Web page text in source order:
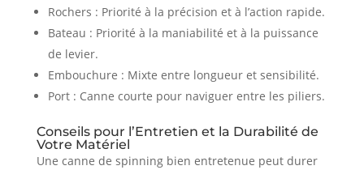
Rochers : Priorité à la précision et à l’action rapide.
Bateau : Priorité à la maniabilité et à la puissance
de levier.
Embouchure : Mixte entre longueur et sensibilité.
Port : Canne courte pour naviguer entre les piliers.
Conseils pour l’Entretien et la Durabilité de
Votre Matériel
Une canne de spinning bien entretenue peut durer